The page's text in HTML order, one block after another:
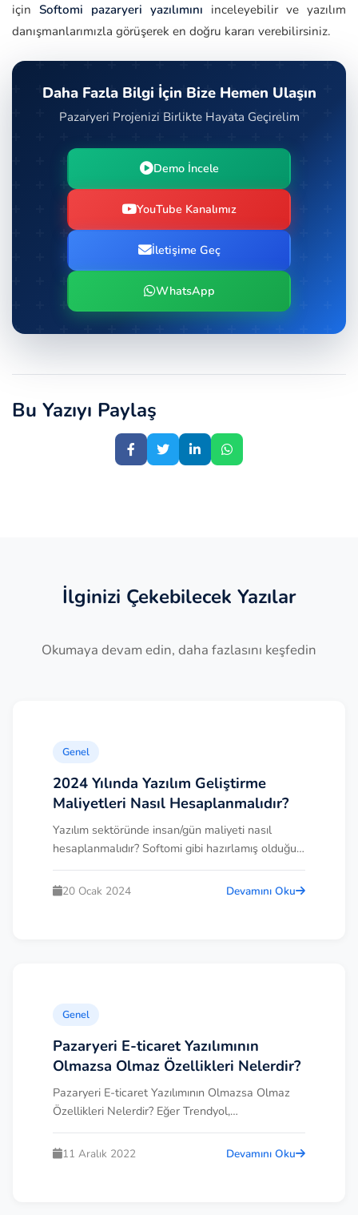
için Softomi pazaryeri yazılımını inceleyebilir ve yazılım
danışmanlarımızla görüşerek en doğru kararı verebilirsiniz.
Daha Fazla Bilgi İçin Bize Hemen Ulaşın
Pazaryeri Projenizi Birlikte Hayata Geçirelim
Demo İncele
YouTube Kanalımız
İletişime Geç
WhatsApp
Bu Yazıyı Paylaş
İlginizi Çekebilecek Yazılar
Okumaya devam edin, daha fazlasını keşfedin
Genel
2024 Yılında Yazılım Geliştirme
Maliyetleri Nasıl Hesaplanmalıdır?
Yazılım sektöründe insan/gün maliyeti nasıl
hesaplanmalıdır? Softomi gibi hazırlamış olduğu
bir...
20 Ocak 2024 Devamını Oku
Genel
Pazaryeri E-ticaret Yazılımının
Olmazsa Olmaz Özellikleri Nelerdir?
Pazaryeri E-ticaret Yazılımının Olmazsa Olmaz
Özellikleri Nelerdir? Eğer Trendyol,
hepsiburada,...
11 Aralık 2022 Devamını Oku